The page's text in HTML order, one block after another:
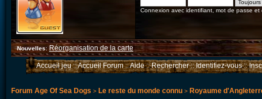
Connexion avec identifiant, mot de passe et
Nouvelles: Réorganisation de la carte
Accueil jeu::Accueil Forum::Aide::Rechercher::Identifiez-vous::
Forum Age Of Sea Dogs > Le reste du monde connu > Royaume